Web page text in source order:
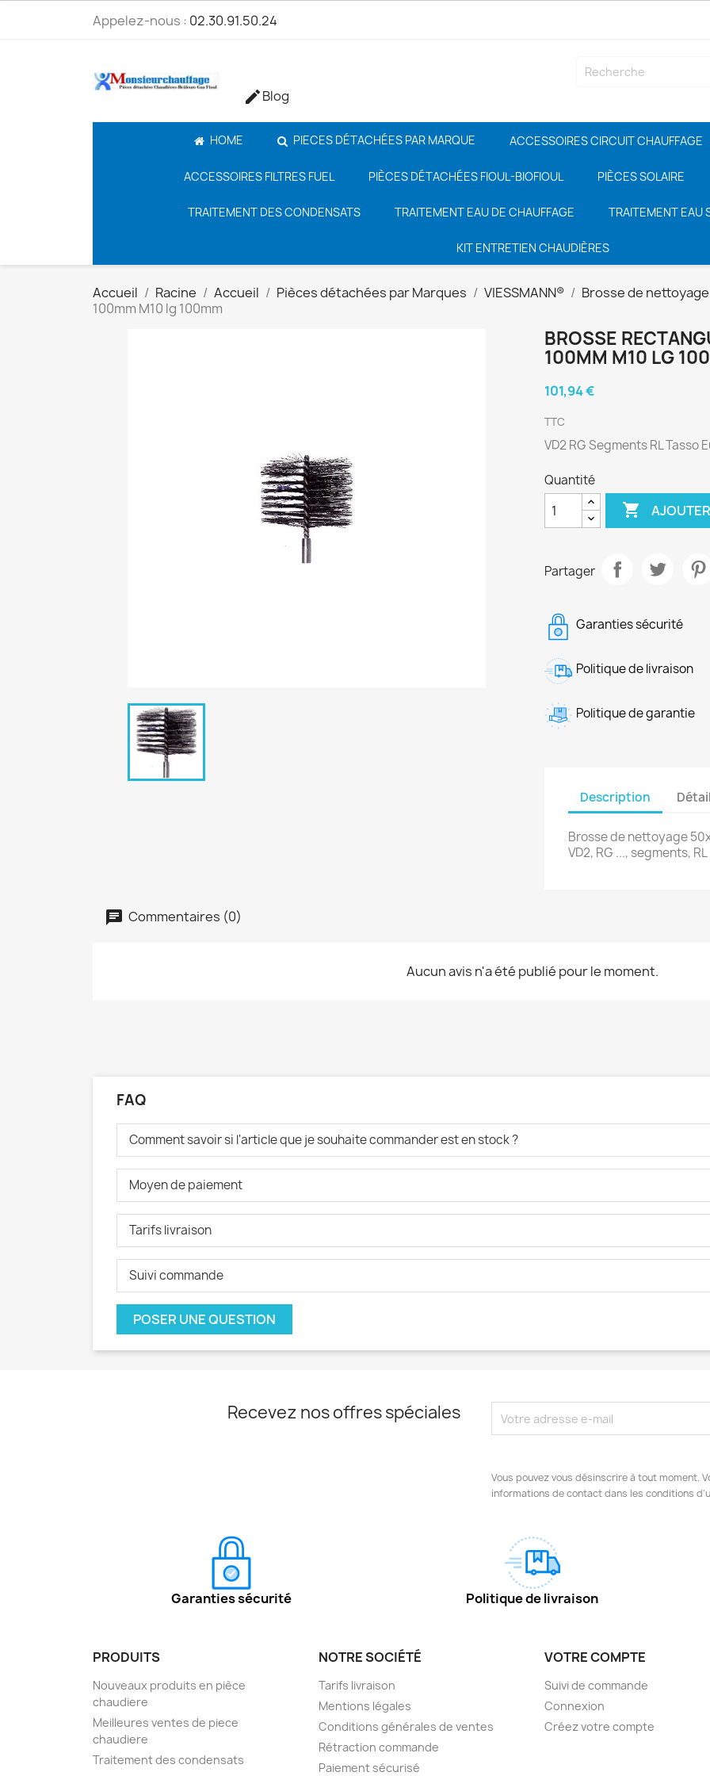
Appelez-nous : 02.30.91.50.24
Blog
HOME PIECES DÉTACHÉES PAR MARQUE ACCESSOIRES CIRCUIT CHAUFFAGE
ACCESSOIRES FILTRES FUEL PIÈCES DÉTACHÉES FIOUL-BIOFIOUL PIÈCES SOLAIRE
TRAITEMENT DES CONDENSATS TRAITEMENT EAU DE CHAUFFAGE TRAITEMENT EAU
KIT ENTRETIEN CHAUDIÈRES
Accueil Racine Accueil Pièces détachées par Marques VIESSMANN® Brosse de nettoyage
100mm M10 lg 100mm
BROSSE
100MM M10 LG
101,94 €
TTC
VD2 RG Segments RL Tasso
Quantité

Partager
Garanties sécurité
Politique de livraison
Politique de garantie
Description
Brosse de nettoyage
VD2, RG ..., segments,
Commentaires (0)
Aucun avis n'a été publié pour le moment.
FAQ
Comment savoir si l'article que je souhaite commander est en stock ?
Moyen de paiement
Tarifs livraison
Suivi commande
POSER UNE QUESTION
Recevez nos offres spéciales
Vous pouvez vous désinscrire à tout moment.
informations de contact dans les conditions
Garanties sécurité Politique de livraison
PRODUITS
Nouveaux produits en pièce
chaudiere
Meilleures ventes de piece
chaudiere
Traitement des condensats
NOTRE SOCIÉTÉ
Tarifs livraison
Mentions légales
Conditions générales de ventes
Rétraction commande
Paiement sécurisé
VOTRE COMPTE
Suivi de commande
Connexion
Créez votre compte